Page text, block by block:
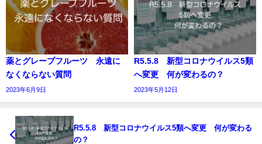
薬とグレープフルーツ 永遠に
なくならない質問
2023年6月9日
R5.5.8 新型コロナウイルス5類
へ変更 何が変わるの？
2023年5月12日
R5.5.8 新型コロナウイルス5類へ変更 何が変わる
の？